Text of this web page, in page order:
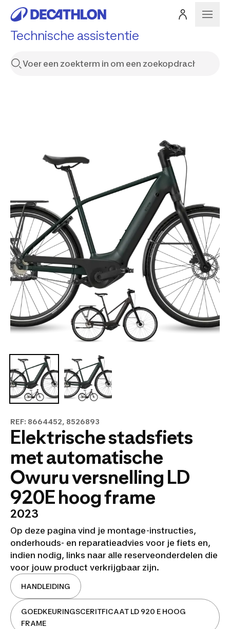
Technische assistentie
REF: 8664452, 8526893
Elektrische stadsfiets
met automatische
Owuru versnelling LD
920E hoog frame
2023
Op deze pagina vind je montage-instructies,
onderhouds- en reparatieadvies voor je fiets en,
indien nodig, links naar alle reserveonderdelen die
voor jouw product verkrijgbaar zijn.
HANDLEIDING
GOEDKEURINGSCERITFICAAT LD 920 E HOOG
FRAME